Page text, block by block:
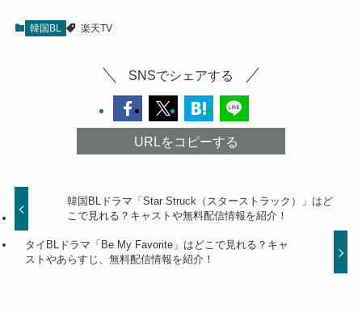
韓国BL 楽天TV
SNSでシェアする
URLをコピーする
韓国BLドラマ「Star Struck（スターストラック）」はど
こで見れる？キャストや無料配信情報を紹介！
タイBLドラマ「Be My Favorite」はどこで見れる？キャ
ストやあらすじ、無料配信情報を紹介！